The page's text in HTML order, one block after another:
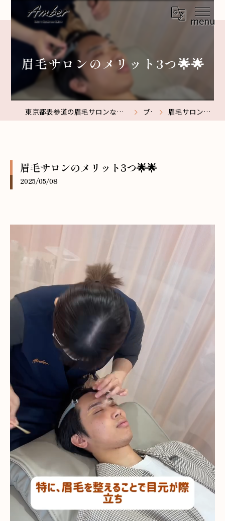
⁡眉毛サロンのメリット3つ🌟🌟
東京都表参道の眉毛サロンなら【メンズ眉毛サロン】Amber表参道 ブログ ⁡眉毛サロンのメリット3つ🌟🌟
⁡眉毛サロンのメリット3つ🌟🌟
2025/05/08